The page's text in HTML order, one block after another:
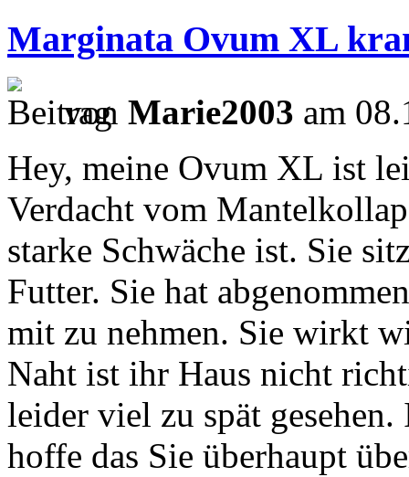
Marginata Ovum XL
von Marie2003 am
Hey, meine Ovum XL ist
Verdacht vom
starke Schwäche ist. Sie
Futter. Sie hat
mit zu nehmen. Sie wirkt
Naht ist ihr Haus nicht
leider viel zu spät
hoffe das Sie überhaupt